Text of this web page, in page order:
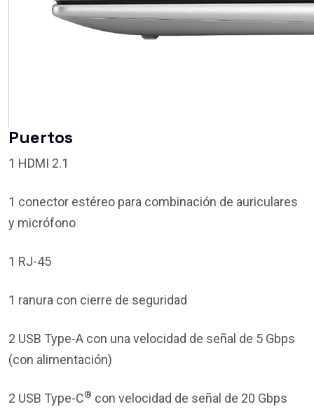
Puertos
1 HDMI 2.1
1 conector estéreo para combinación de auriculares
y micrófono
1 RJ-45
1 ranura con cierre de seguridad
2 USB Type-A con una velocidad de señal de 5 Gbps
(con alimentación)
2 USB Type-C® con velocidad de señal de 20 Gbps